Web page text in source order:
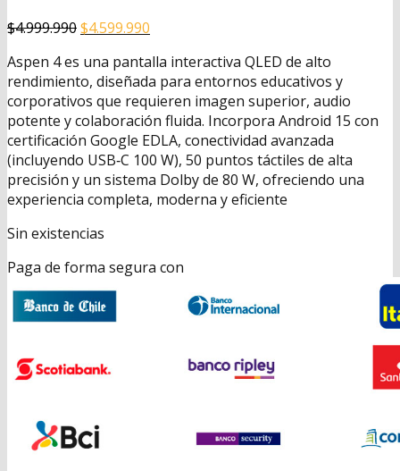
$4.999.990El
original
era:
$4.999.990.
$4.599.990
actual
es:
$4.599.990.
Aspen 4 es una pantalla interactiva QLED de alto
rendimiento, diseñada para entornos educativos y
corporativos que requieren imagen superior, audio
potente y colaboración fluida. Incorpora Android 15 con
certificación Google EDLA, conectividad avanzada
(incluyendo USB‑C 100 W), 50 puntos táctiles de alta
precisión y un sistema Dolby de 80 W, ofreciendo una
experiencia completa, moderna y eficiente
Sin existencias
Paga de forma segura con